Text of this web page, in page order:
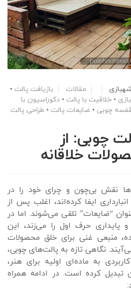
مقالات بازیافت پالت •
• خلاقیت با پالت • دکوراسیون با
چوبی • ضایعات پالت • طراحی پالت
چوبی: از
خلاقانه
نقش بی‌چون و چرای خود را در
ایفا کرده‌اند، اغلب پس از
“ضایعات” تلقی می‌شوند. اما در
پایداری حرف اول را می‌زند، این
منبعی غنی برای خلق محصولات
نگاهی تازه به پالت‌های چوبی،
به ماده‌ای اولیه برای هنر،
تبدیل کرده است. در ادامه همراه